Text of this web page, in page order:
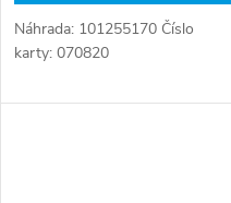
Náhrada: 101255170 Číslo
karty: 070820